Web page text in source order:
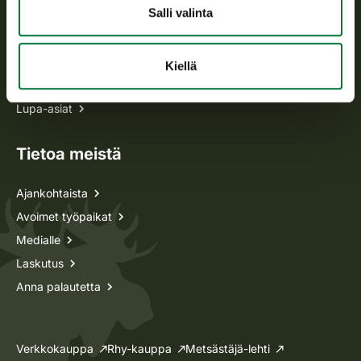
Salli valinta
Kiellä
Oma riista -asiat
Lupa-asiat
Tietoa meistä
Ajankohtaista
Avoimet työpaikat
Medialle
Laskutus
Anna palautetta
Verkkokauppa Rhy-kauppa Metsästäjä-lehti